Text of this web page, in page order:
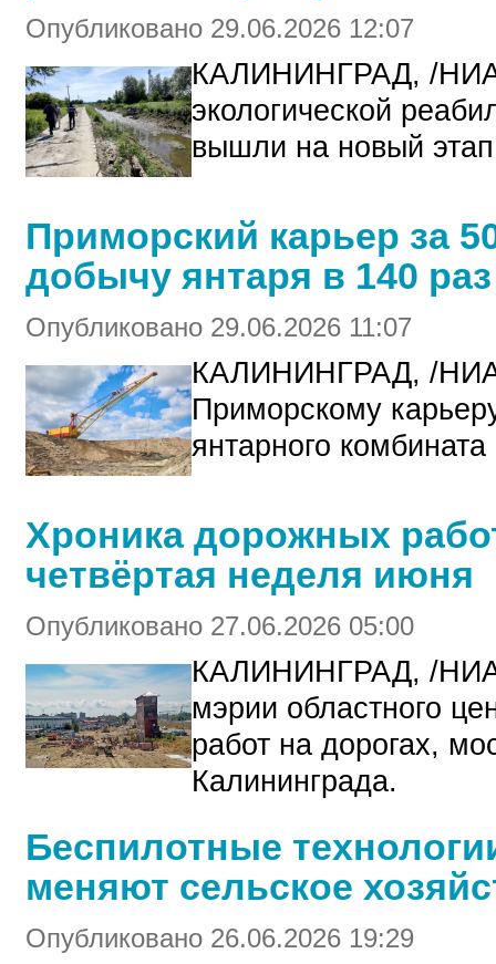
Опубликовано 29.06.2026 12:07
КАЛИНИНГРАД, /
экологической
вышли на новый
Приморский карьер за
добычу янтаря в 140 раз
Опубликовано 29.06.2026 11:07
КАЛИНИНГРАД, /
Приморскому
янтарного
Хроника дорожных
четвёртая неделя июня
Опубликовано 27.06.2026 05:00
КАЛИНИНГРАД, /
мэрии областного
работ на дорогах,
Калининграда.
Беспилотные
меняют сельское
Опубликовано 26.06.2026 19:29